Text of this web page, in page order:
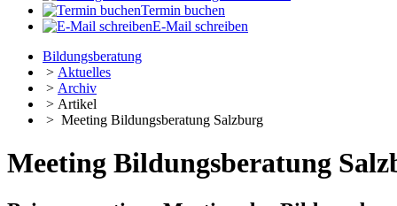
Termin buchen
E-Mail schreiben
Bildungsberatung
> Aktuelles
> Archiv
> Artikel
> Meeting Bildungsberatung Salzburg
Meeting Bildungsberatung